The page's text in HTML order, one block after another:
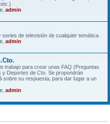
admin
de televisión de cualquier temática.
admin
trabajo para crear unas FAQ (Preguntas
Deportes de Cto. Se propondrán
sobre su respuesta, para dar lugar a un
admin